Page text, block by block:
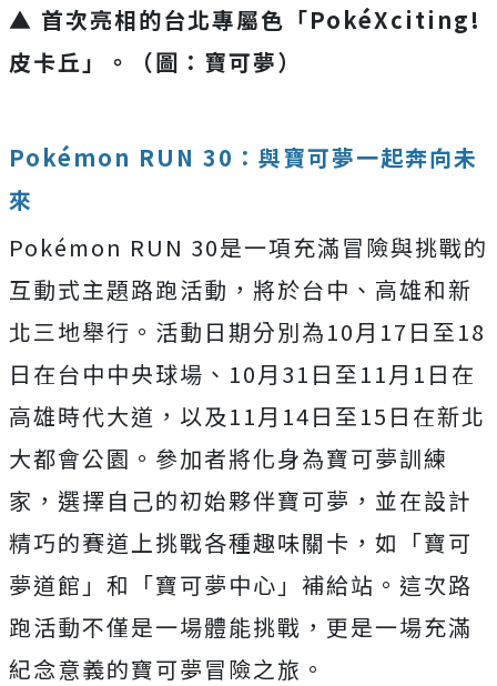
▲ 首次亮相的台北專屬色「PokéXciting!
皮卡丘」。（圖：寶可夢）
Pokémon RUN 30：與寶可夢一起奔向未
來
Pokémon RUN 30是一項充滿冒險與挑戰的
互動式主題路跑活動，將於台中、高雄和新
北三地舉行。活動日期分別為10月17日至18
日在台中中央球場、10月31日至11月1日在
高雄時代大道，以及11月14日至15日在新北
大都會公園。參加者將化身為寶可夢訓練
家，選擇自己的初始夥伴寶可夢，並在設計
精巧的賽道上挑戰各種趣味關卡，如「寶可
夢道館」和「寶可夢中心」補給站。這次路
跑活動不僅是一場體能挑戰，更是一場充滿
紀念意義的寶可夢冒險之旅。